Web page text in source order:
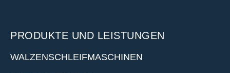
PRODUKTE UND LEISTUNGEN
WALZENSCHLEIFMASCHINEN